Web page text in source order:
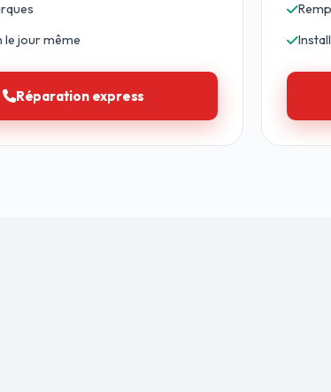
le jour même
Réparation express